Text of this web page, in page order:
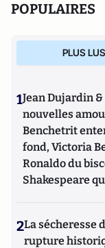
POPULAIRES
PLUS LUS
1Jean Dujardin
nouvelles
Benchetrit
fond, Victoria
Ronaldo du
Shakespeare
2La sécheresse
rupture